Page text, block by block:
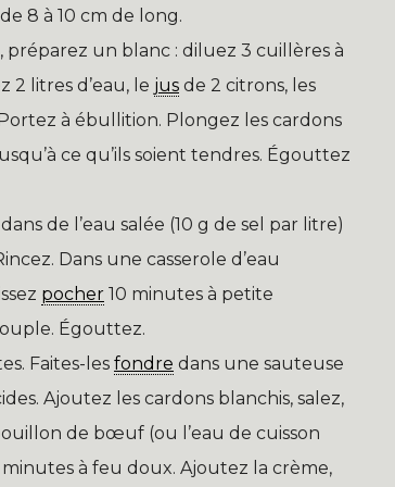
8 à 10 cm de long.
préparez un blanc : diluez 3 cuillères à
2 litres d’eau, le jus de 2 citrons, les
à ébullition. Plongez les cardons
ce qu’ils soient tendres. Égouttez
de l’eau salée (10 g de sel par litre)
Dans une casserole d’eau
pocher 10 minutes à petite
Égouttez.
Faites-les fondre dans une sauteuse
Ajoutez les cardons blanchis, salez,
de bœuf (ou l’eau de cuisson
minutes à feu doux. Ajoutez la crème,